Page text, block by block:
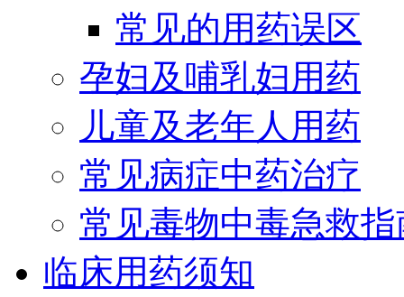
常见的用药误区
孕妇及哺乳妇用药
儿童及老年人用药
常见病症中药治疗
常见毒物中毒急救指
临床用药须知